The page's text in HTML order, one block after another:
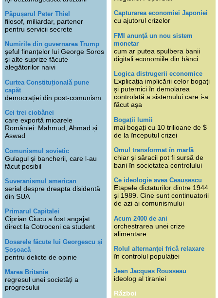
Păpușarul Peter Thiel
filosof, miliardar, partener
pentru servicii secrete
Numirile din guvernarea Trump
șeful finanțelor lui George Soros
și alte suprize făcute
alegătorilor naivi
Curtea Constituțională pune
capăt
democrației din post-comunism
Cei trei ciobănei
care exportă mioarele
României: Mahmud, Ahmad și
Aswad
Comunismul sovietic
Gulagul și bancherii, care l-au
făcut posibil
Suveranismul american
serial despre dreapta disidentă
din SUA
Primarul Capitalei
Ciprian Ciucu a fost angajat
direct la Cotroceni ca student
Dosarele făcute lui Georgescu și
Șoșoacă
pentru delicte de opinie
Marea Britanie
regresul unei societăți a
progresului
Capturarea economiei Japoniei
cu ajutorul crizelor
FMI anunță un nou sistem
monetar
cum ar putea spulbera banii
digitali economiile din bănci
Logica distrugerii economice
Explicația implicării celor bogați
și puternici în demolarea
controlată a sistemului care i-a
făcut așa
Bogații lumii
mai bogați cu 10 trilioane de $
de la începutul crizei
Omul transformat în marfă
chiar și săracii pot fi sursă de
bani în societatea controlului
Ce ideologie avea Ceaușescu
Etapele dictaturilor dintre 1944
și 1989. Cine sunt continuatorii
de azi ai comunismului
Acum 2400 de ani
orchestrarea unei crize
alimentare
Rolul alternanței frică relaxare
în controlul populației
Jean Jacques Rousseau
ideolog al tiraniei
Război